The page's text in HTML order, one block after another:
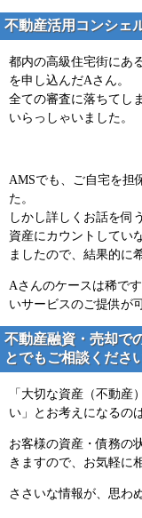
不動産活用コンシェ
都内の高級住宅街にあ
を申し込んだAさん。
全ての審査に落ちてし
いらっしゃいました。
AMSでも、ご自宅を担
た。
しかし詳しくお話を伺
資産にカウントしてい
ましたので、結果的に
Aさんのケースは稀で
いサービスのご提供が
不動産融資・売却で
とでもご相談くださ
「大切な資産（不動産
い」とお考えになるの
お客様の資産・債務の
きますので、お気軽に
ささいな情報が、思わ